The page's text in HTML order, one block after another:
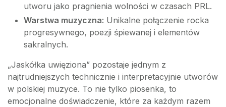
utworu jako pragnienia wolności w czasach PRL.
Warstwa muzyczna: Unikalne połączenie rocka
progresywnego, poezji śpiewanej i elementów
sakralnych.
„Jaskółka uwięziona” pozostaje jednym z
najtrudniejszych technicznie i interpretacyjnie utworów
w polskiej muzyce. To nie tylko piosenka, to
emocjonalne doświadczenie, które za każdym razem